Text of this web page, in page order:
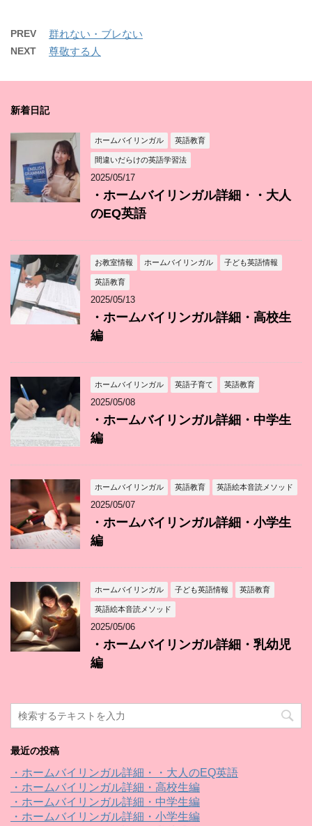
PREV 群れない・ブレない
NEXT 尊敬する人
新着日記
ホームバイリンガル 英語教育
間違いだらけの英語学習法
2025/05/17
・ホームバイリンガル詳細・・大人
のEQ英語
お教室情報 ホームバイリンガル 子ども英語情報
英語教育
2025/05/13
・ホームバイリンガル詳細・高校生
編
ホームバイリンガル 英語子育て 英語教育
2025/05/08
・ホームバイリンガル詳細・中学生
編
ホームバイリンガル 英語教育 英語絵本音読メソッド
2025/05/07
・ホームバイリンガル詳細・小学生
編
ホームバイリンガル 子ども英語情報 英語教育
英語絵本音読メソッド
2025/05/06
・ホームバイリンガル詳細・乳幼児
編
最近の投稿
・ホームバイリンガル詳細・・大人のEQ英語
・ホームバイリンガル詳細・高校生編
・ホームバイリンガル詳細・中学生編
・ホームバイリンガル詳細・小学生編